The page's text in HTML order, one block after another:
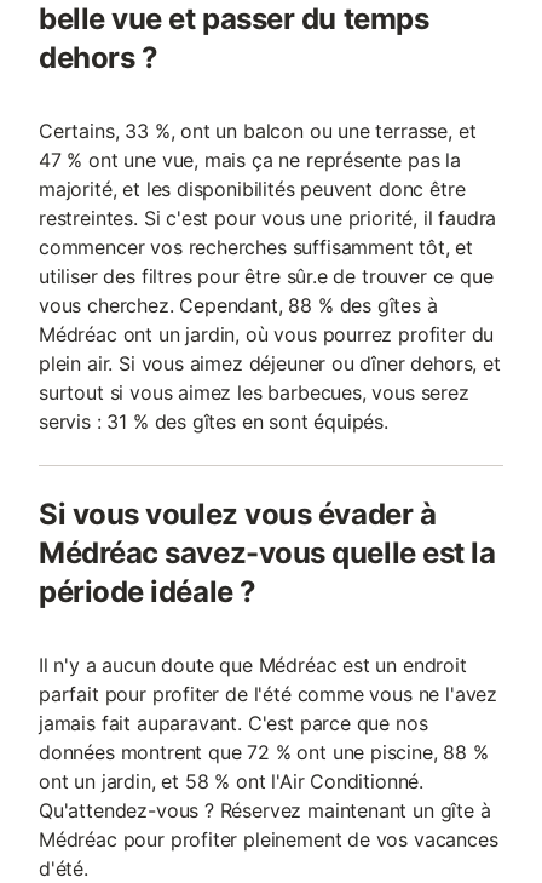
belle vue et passer du temps
dehors ?
Certains, 33 %, ont un balcon ou une terrasse, et
47 % ont une vue, mais ça ne représente pas la
majorité, et les disponibilités peuvent donc être
restreintes. Si c'est pour vous une priorité, il faudra
commencer vos recherches suffisamment tôt, et
utiliser des filtres pour être sûr.e de trouver ce que
vous cherchez. Cependant, 88 % des gîtes à
Médréac ont un jardin, où vous pourrez profiter du
plein air. Si vous aimez déjeuner ou dîner dehors, et
surtout si vous aimez les barbecues, vous serez
servis : 31 % des gîtes en sont équipés.
Si vous voulez vous évader à
Médréac savez-vous quelle est la
période idéale ?
Il n'y a aucun doute que Médréac est un endroit
parfait pour profiter de l'été comme vous ne l'avez
jamais fait auparavant. C'est parce que nos
données montrent que 72 % ont une piscine, 88 %
ont un jardin, et 58 % ont l'Air Conditionné.
Qu'attendez-vous ? Réservez maintenant un gîte à
Médréac pour profiter pleinement de vos vacances
d'été.